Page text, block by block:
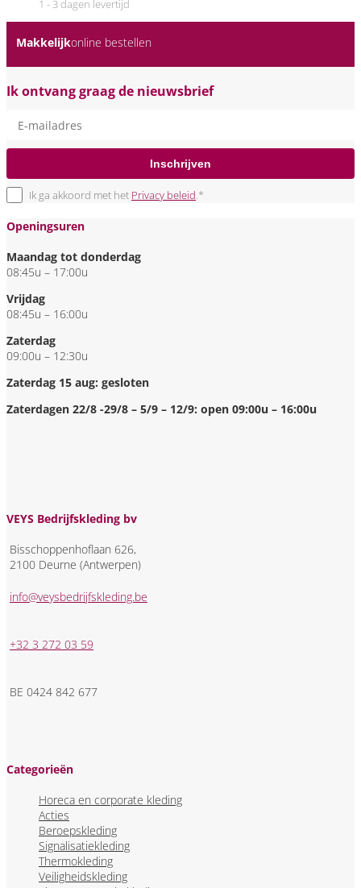
1 - 3 dagen levertijd
Makkelijkonline bestellen
Ik ontvang graag de nieuwsbrief
Inschrijven
Ik ga akkoord met het Privacy beleid.*
Openingsuren
Maandag tot donderdag
08:45u – 17:00u
Vrijdag
08:45u – 16:00u
Zaterdag
09:00u – 12:30u
Zaterdag 15 aug: gesloten
Zaterdagen 22/8 -29/8 – 5/9 – 12/9: open 09:00u – 16:00u
VEYS Bedrijfskleding bv
Bisschoppenhoflaan 626,
2100 Deurne (Antwerpen)
info@veysbedrijfskleding.be
+32 3 272 03 59
BE 0424 842 677
Categorieën
Horeca en corporate kleding
Acties
Beroepskleding
Signalisatiekleding
Thermokleding
Veiligheidskleding